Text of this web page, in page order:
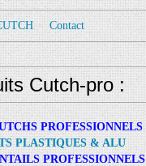
Contact
Cutch-pro :
PROFESSIONNELS
PLASTIQUES & ALU
PROFESSIONNELS